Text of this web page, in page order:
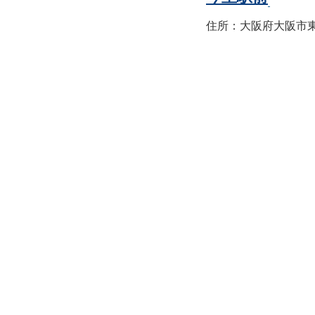
住所：大阪府大阪市